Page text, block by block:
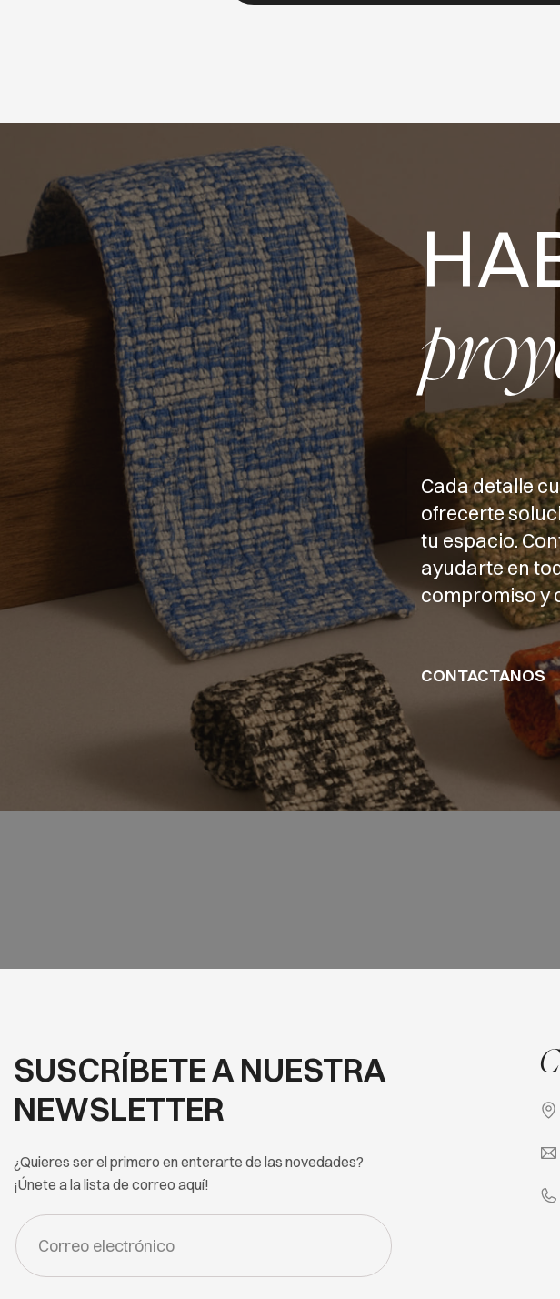
Cada detalle
ofrecerte
tu espacio.
ayudarte en
compromiso y
CONTACTANOS
SUSCRÍBETE A NUESTRA
NEWSLETTER
¿Quieres ser el primero en enterarte de las novedades?
¡Únete a la lista de correo aquí!
FORM
-
NEWSLETTER